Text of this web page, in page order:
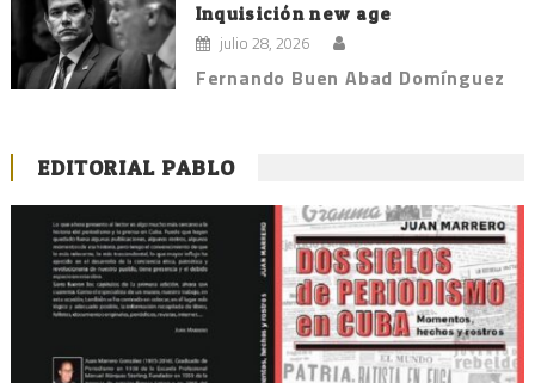
Inquisición new age
julio 28, 2026
Fernando Buen Abad Domínguez
EDITORIAL PABLO